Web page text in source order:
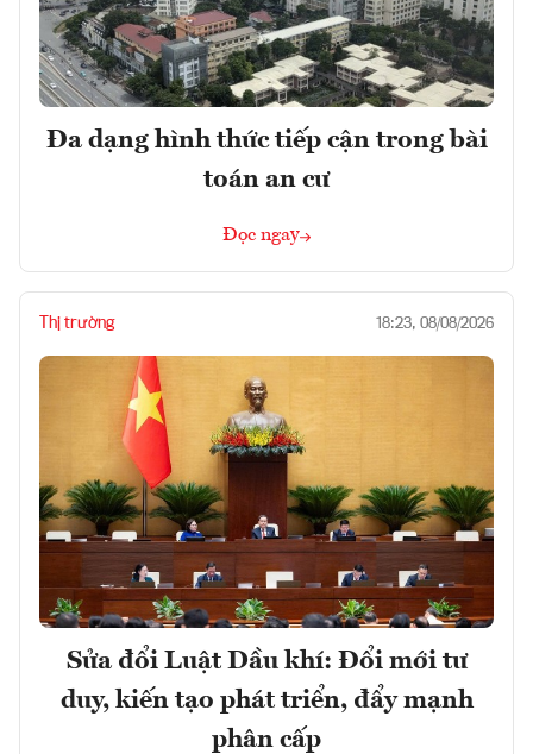
Đa dạng hình thức tiếp cận trong bài
toán an cư
Đọc ngay
Thị trường 18:23, 08/08/2026
Sửa đổi Luật Dầu khí: Đổi mới tư
duy, kiến tạo phát triển, đẩy mạnh
phân cấp